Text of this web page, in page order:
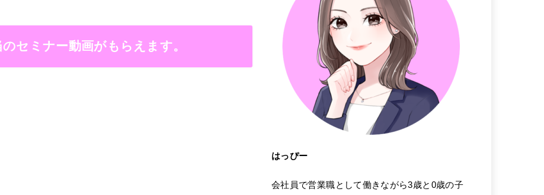
セミナー動画がもらえます。
はっぴー
会社員で営業職として働きながら3歳と0歳の子